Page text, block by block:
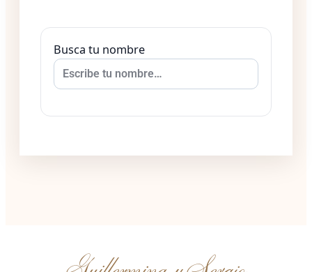
Busca tu nombre